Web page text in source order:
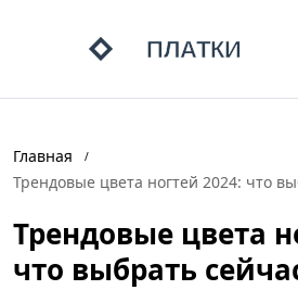
Главная
Трендовые цвета ногтей 2024: что
Трендовые цвета
что выбрать